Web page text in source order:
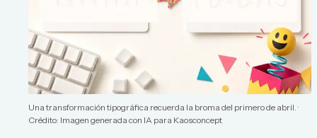
Una transformación tipográfica recuerda la broma del primero de abril. ·
Crédito: Imagen generada con IA para Kaosconcept